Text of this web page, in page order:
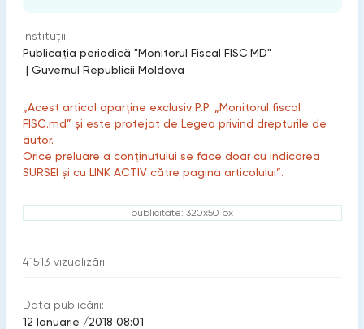
Instituții:
Publicaţia periodică "Monitorul Fiscal FISC.MD"
| Guvernul Republicii Moldova
„Acest articol aparține exclusiv P.P. „Monitorul fiscal
FISC.md” și este protejat de Legea privind drepturile de
autor.
Orice preluare a conținutului se face doar cu indicarea
SURSEI și cu LINK ACTIV către pagina articolului”.
publicitate: 320x50 px
41513 vizualizări
Data publicării:
12 Ianuarie /2018 08:01